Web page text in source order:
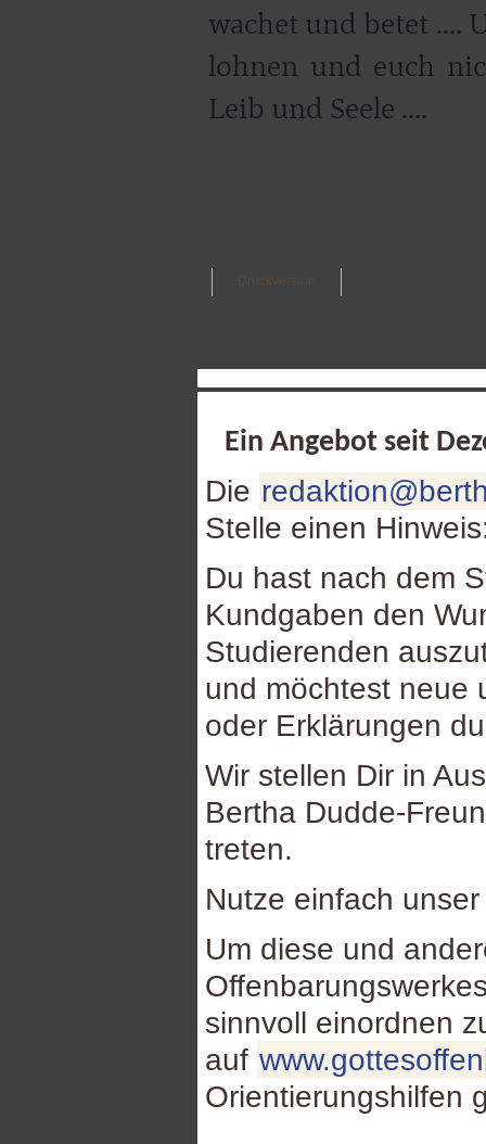
wachet und betet ....
lohnen und euch
Leib und Seele ....
Ein Angebot seit
Die
Stelle einen
Du hast nach dem
Kundgaben den
Studierenden
und möchtest neue
oder Erklärungen
Wir stellen Dir in
Bertha Dudde-
treten.
Nutze einfach
Um diese und
sinnvoll einordnen
auf
Orientierungshilfen